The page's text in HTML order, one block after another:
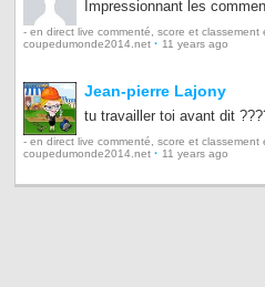
Impressionnant les
- en direct live commenté, score et classement
coupedumonde2014.net · 11 years ago
Jean-pierre Lajony
tu travailler toi avant dit
- en direct live commenté, score et classement
coupedumonde2014.net · 11 years ago